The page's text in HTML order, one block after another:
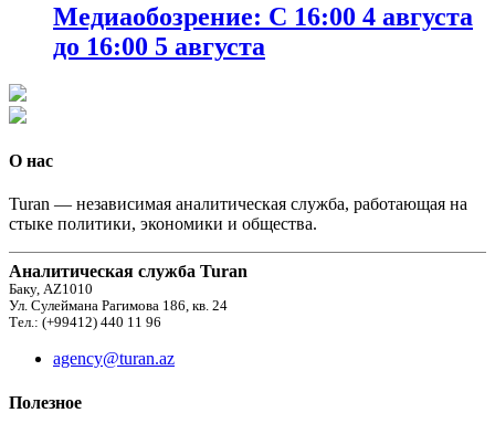
Медиаобозрение: С 16:00 4 августа
до 16:00 5 августа
О нас
Turan — независимая аналитическая служба, работающая на
стыке политики, экономики и общества.
Аналитическая служба Turan
Баку, AZ1010
Ул. Сулеймана Рагимова 186, кв. 24
Тел.: (+99412) 440 11 96
agency@turan.az
Полезное